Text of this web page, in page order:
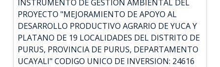
INSTRUMENTO DE GESTION AMBIENTAL DEL
PROYECTO "MEJORAMIENTO DE APOYO AL
DESARROLLO PRODUCTIVO AGRARIO DE YUCA Y
PLATANO DE 19 LOCALIDADES DEL DISTRITO DE
PURUS, PROVINCIA DE PURUS, DEPARTAMENTO
UCAYALI" CODIGO UNICO DE INVERSION: 24616